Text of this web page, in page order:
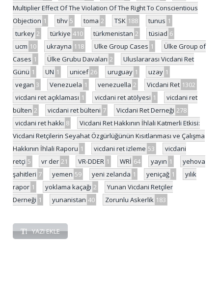
Multiplier Effect Of The Violation Of The Right To Conscientious
Objection 1 tihv 5 toma 2 TSK 188 tunus 1
turkey 2 türkiye 410 türkmenistan 2 tüsiad 6
ucm 10 ukrayna 118 Ulke Group Cases 1
Ülke Group of
Cases 1 Ülke Grubu Davaları 2
Uluslararası Vicdani Ret
Günü 1 UN 1 unicef 26 uruguay 1 uzay 1
vegan 3 Venezuela 1 venezuella 2 Vicdani Ret 1302
vicdani ret açıklaması 1 vicdani ret atölyesi 1
vicdani ret
bülten 2 vicdani ret bülteni 7 Vicdani Ret Derneği 278
vicdani ret hakkı 8
Vicdani Ret Hakkının İhlali Katmerli Etkisi:
Vicdani Retçilerin Seyahat Özgürlüğünün Kısıtlanması ve Çalışma
Hakkının İhlali Raporu 1 vicdani ret izleme 53
vicdani
retçi 5 vr der 21 VR-DDER 1 WRİ 64 yayın 1
yehova
şahitleri 7 yemen 59 yeni zelanda 1 yeniçağ 1
yılık
rapor 1 yoklama kaçağı 2
Yunan Vicdani Retçiler
Derneği 1 yunanistan 40 Zorunlu Askerlik 183
YAZI EKLE